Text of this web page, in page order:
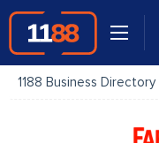
1188 Business Directory